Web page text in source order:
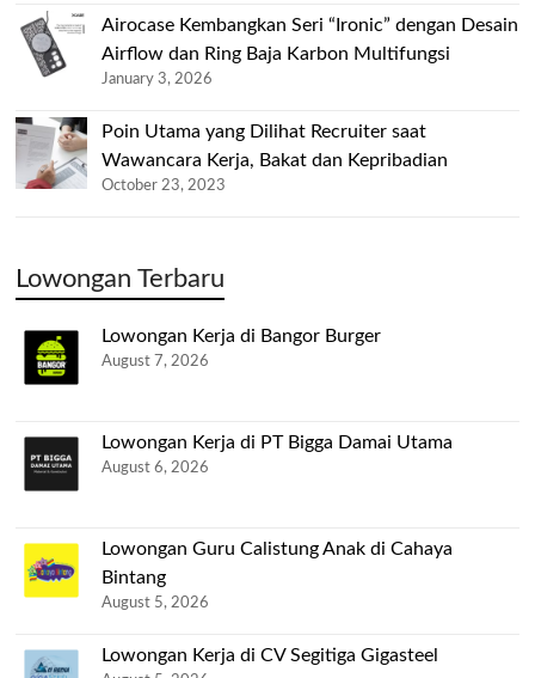
Airocase Kembangkan Seri “Ironic” dengan Desain
Airflow dan Ring Baja Karbon Multifungsi
January 3, 2026
Poin Utama yang Dilihat Recruiter saat
Wawancara Kerja, Bakat dan Kepribadian
October 23, 2023
Lowongan Terbaru
Lowongan Kerja di Bangor Burger
August 7, 2026
Lowongan Kerja di PT Bigga Damai Utama
August 6, 2026
Lowongan Guru Calistung Anak di Cahaya
Bintang
August 5, 2026
Lowongan Kerja di CV Segitiga Gigasteel